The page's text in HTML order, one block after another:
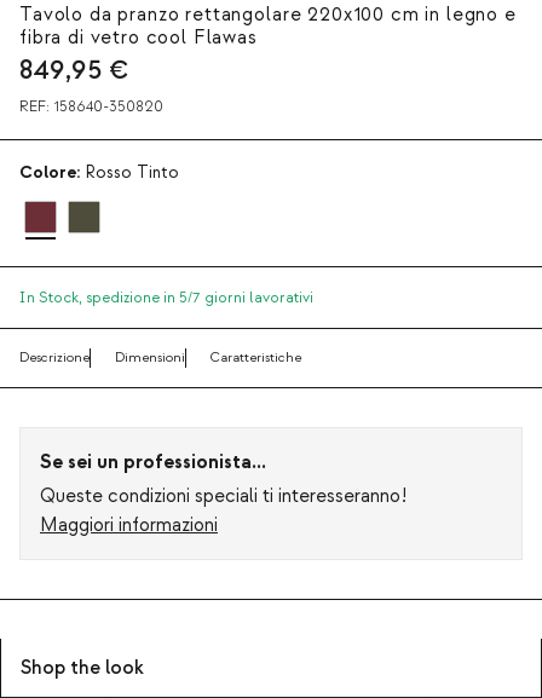
Tavolo da pranzo rettangolare 220x100 cm in legno e
fibra di vetro cool Flawas
849,95 €
REF: 158640-350820
Colore: Rosso Tinto
In Stock, spedizione in 5/7 giorni lavorativi
Descrizione Dimensioni Caratteristiche
Se sei un professionista...
Queste condizioni speciali ti interesseranno!
Maggiori informazioni
Shop the look